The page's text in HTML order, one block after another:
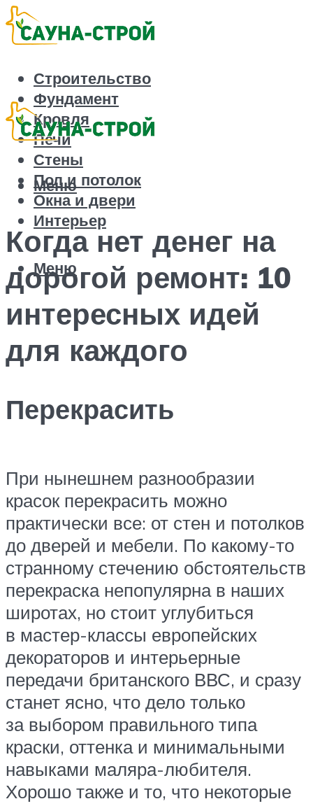
Строительство
Фундамент
Кровля
Печи
Стены
Пол и потолок
Окна и двери
Интерьер
Меню
Меню
Когда нет денег на
дорогой ремонт: 10
интересных идей
для каждого
Перекрасить
При нынешнем разнообразии
красок перекрасить можно
практически все: от стен и потолков
до дверей и мебели. По какому-то
странному стечению обстоятельств
перекраска непопулярна в наших
широтах, но стоит углубиться
в мастер-классы европейских
декораторов и интерьерные
передачи британского ВВС, и сразу
станет ясно, что дело только
за выбором правильного типа
краски, оттенка и минимальными
навыками маляра-любителя.
Хорошо также и то, что некоторые